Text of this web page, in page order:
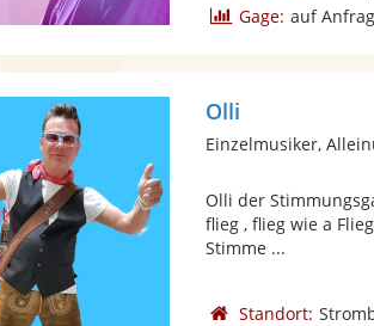
Gage: auf
Olli
Einzelmusiker,
Olli der
flieg , flieg wie a
Stimme ...
Standort: